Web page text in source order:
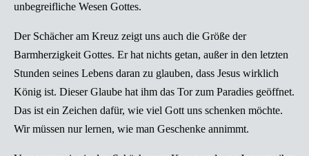
unbegreifliche Wesen Gottes.
Der Schächer am Kreuz zeigt uns auch die Größe der
Barmherzigkeit Gottes. Er hat nichts getan, außer in den letzten
Stunden seines Lebens daran zu glauben, dass Jesus wirklich
König ist. Dieser Glaube hat ihm das Tor zum Paradies geöffnet.
Das ist ein Zeichen dafür, wie viel Gott uns schenken möchte.
Wir müssen nur lernen, wie man Geschenke annimmt.